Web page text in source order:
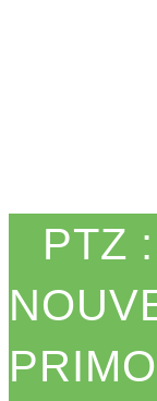
PTZ